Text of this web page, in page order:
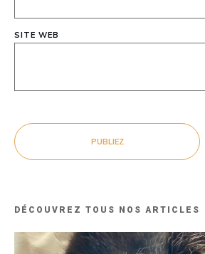
SITE WEB
PUBLIEZ
DÉCOUVREZ TOUS NOS ARTICLES